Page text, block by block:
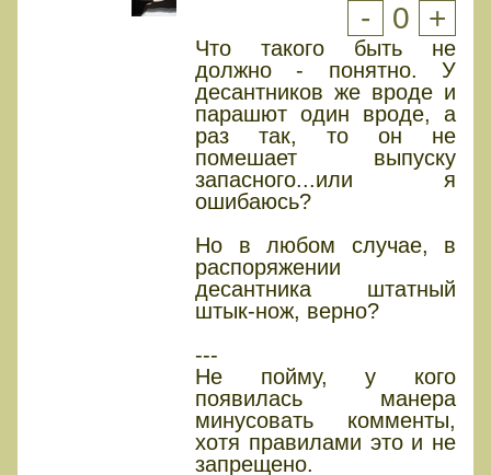
- 0 +
Что такого быть не
должно - понятно. У
десантников же вроде и
парашют один вроде, а
раз так, то он не
помешает выпуску
запасного...или я
ошибаюсь?
Но в любом случае, в
распоряжении
десантника штатный
штык-нож, верно?
---
Не пойму, у кого
появилась манера
минусовать комменты,
хотя правилами это и не
запрещено.